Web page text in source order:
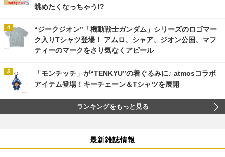
眺めたくなっちゃう!?
“ジークジオン”「機動戦士ガンダム」シリーズのロゴマー
ク入りTシャツ登場！ アムロ、シャア、ジオン公国、マフ
ティーのマークをさり気なくアピール
「モンチッチ」が“TENKYU”の着ぐるみに♪ atmosコラボ
アイテム登場！キーチェーン＆Tシャツを展開
ランキングをもっと見る
最新雑誌情報